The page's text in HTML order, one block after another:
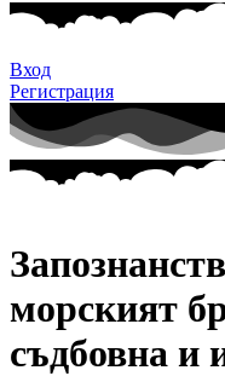
Вход
Регистрация
морският
съдбовна и